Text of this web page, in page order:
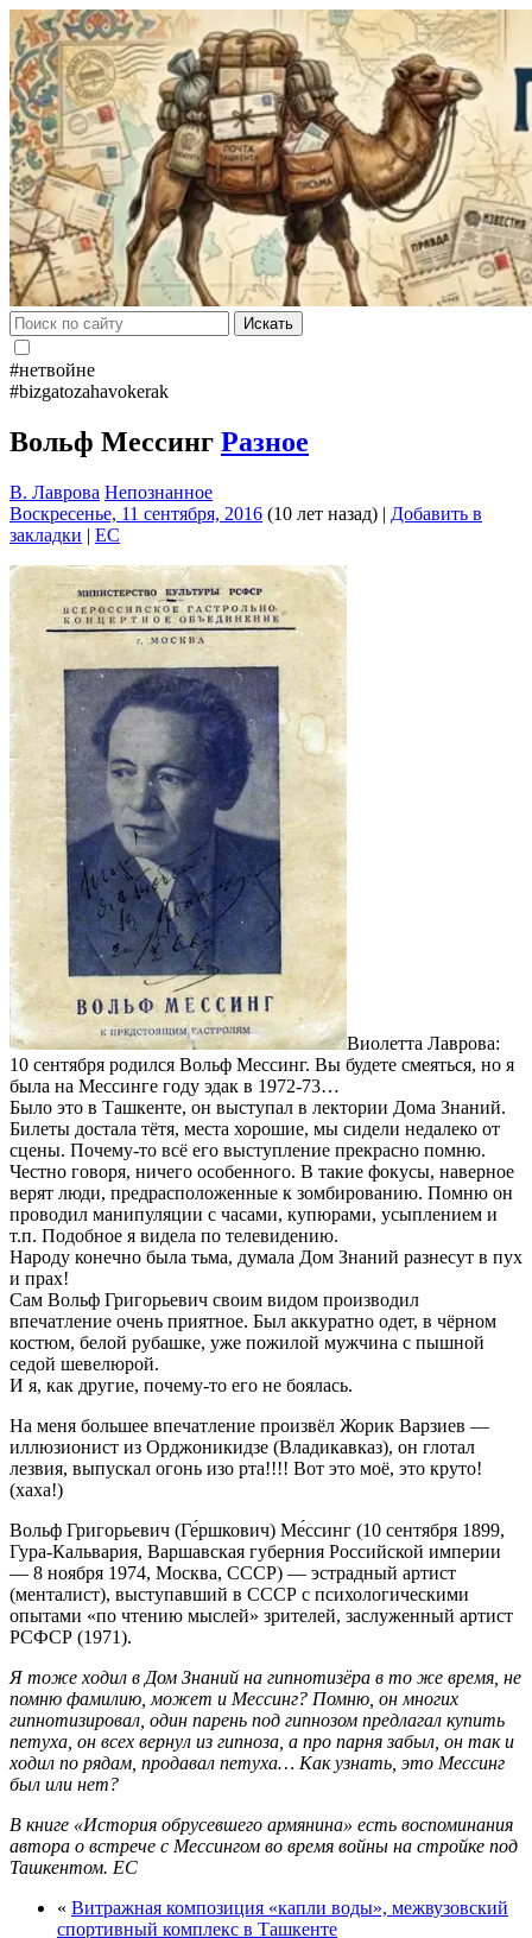
Искать
#нетвойне
#bizgatozahavokerak
Вольф Мессинг Разное
В. Лаврова Непознанное
Воскресенье, 11 сентября, 2016 (10 лет назад) | Добавить в
закладки | EC
Виолетта Лаврова:
10 сентября родился Вольф Мессинг. Вы будете смеяться, но я
была на Мессинге году эдак в 1972-73…
Было это в Ташкенте, он выступал в лектории Дома Знаний.
Билеты достала тётя, места хорошие, мы сидели недалеко от
сцены. Почему-то всё его выступление прекрасно помню.
Честно говоря, ничего особенного. В такие фокусы, наверное
верят люди, предрасположенные к зомбированию. Помню он
проводил манипуляции с часами, купюрами, усыплением и
т.п. Подобное я видела по телевидению.
Народу конечно была тьма, думала Дом Знаний разнесут в пух
и прах!
Сам Вольф Григорьевич своим видом производил
впечатление очень приятное. Был аккуратно одет, в чёрном
костюм, белой рубашке, уже пожилой мужчина с пышной
седой шевелюрой.
И я, как другие, почему-то его не боялась.
На меня большее впечатление произвёл Жорик Варзиев —
иллюзионист из Орджоникидзе (Владикавказ), он глотал
лезвия, выпускал огонь изо рта!!!! Вот это моё, это круто!
(хаха!)
Вольф Григорьевич (Ге́ршкович) Ме́ссинг (10 сентября 1899,
Гура-Кальвария, Варшавская губерния Российской империи
— 8 ноября 1974, Москва, СССР) — эстрадный артист
(менталист), выступавший в СССР с психологическими
опытами «по чтению мыслей» зрителей, заслуженный артист
РСФСР (1971).
Я тоже ходил в Дом Знаний на гипнотизёра в то же время, не
помню фамилию, может и Мессинг? Помню, он многих
гипнотизировал, один парень под гипнозом предлагал купить
петуха, он всех вернул из гипноза, а про парня забыл, он так и
ходил по рядам, продавал петуха… Как узнать, это Мессинг
был или нет?
В книге «История обрусевшего армянина» есть воспоминания
автора о встрече с Мессингом во время войны на стройке под
Ташкентом. ЕС
« Витражная композиция «капли воды», межвузовский
спортивный комплекс в Ташкенте